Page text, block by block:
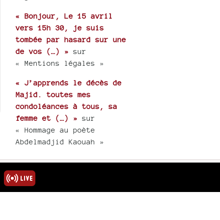
« Bonjour, Le 15 avril
vers 15h 30, je suis
tombée par hasard sur une
de vos (…) » sur
« Mentions légales »
« J’apprends le décès de
Majid. toutes mes
condoléances à tous, sa
femme et (…) » sur
« Hommage au poète
Abdelmadjid Kaouah »
légales